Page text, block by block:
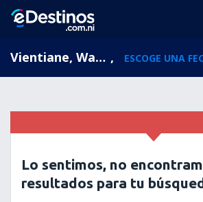
Vientiane, Wattay, Laos (VTE) , ESCOGE UNA
Lo sentimos, no
resultados para tu